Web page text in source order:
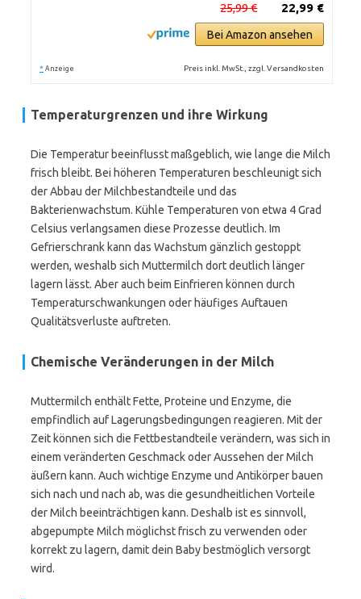
22,99 €
25,99 €
Bei Amazon ansehen
* Anzeige Preis inkl. MwSt., zzgl. Versandkosten
Temperaturgrenzen und ihre Wirkung
Die Temperatur beeinflusst maßgeblich, wie lange die Milch
frisch bleibt. Bei höheren Temperaturen beschleunigt sich
der Abbau der Milchbestandteile und das
Bakterienwachstum. Kühle Temperaturen von etwa 4 Grad
Celsius verlangsamen diese Prozesse deutlich. Im
Gefrierschrank kann das Wachstum gänzlich gestoppt
werden, weshalb sich Muttermilch dort deutlich länger
lagern lässt. Aber auch beim Einfrieren können durch
Temperaturschwankungen oder häufiges Auftauen
Qualitätsverluste auftreten.
Chemische Veränderungen in der Milch
Muttermilch enthält Fette, Proteine und Enzyme, die
empfindlich auf Lagerungsbedingungen reagieren. Mit der
Zeit können sich die Fettbestandteile verändern, was sich in
einem veränderten Geschmack oder Aussehen der Milch
äußern kann. Auch wichtige Enzyme und Antikörper bauen
sich nach und nach ab, was die gesundheitlichen Vorteile
der Milch beeinträchtigen kann. Deshalb ist es sinnvoll,
abgepumpte Milch möglichst frisch zu verwenden oder
korrekt zu lagern, damit dein Baby bestmöglich versorgt
wird.